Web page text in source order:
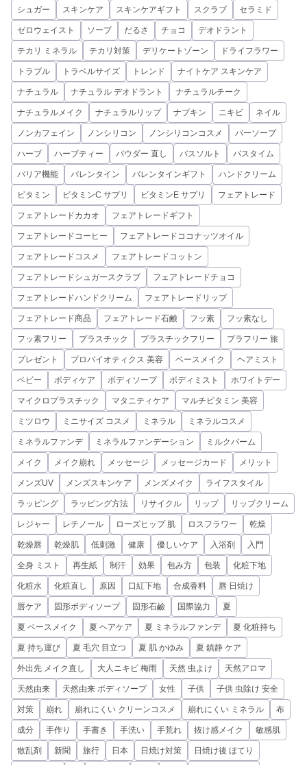
シュガー スキンケア スキンケアギフト スクラブ セラミド
ゼロウェイスト ソープ だるさ チョコ デオドラント
テカリ ミネラル テカリ対策 デリケートゾーン ドライフラワー
トラブル トラベルサイズ トレンド ナイトケア スキンケア
ナチュラル ナチュラル デオドラント ナチュラルチーク
ナチュラルメイク ナチュラルリップ ナプキン ニキビ ネイル
ノンカフェイン ノンシリコン ノンシリコンコスメ バーソープ
ハーブ ハーブティー パウダー 直し バスソルト バスタイム
バリア機能 バレンタイン バレンタインギフト ハンドクリーム
ビタミン ビタミンC サプリ ビタミンE サプリ フェアトレード
フェアトレードカカオ フェアトレードギフト
フェアトレードコーヒー フェアトレードココナッツオイル
フェアトレードコスメ フェアトレードコットン
フェアトレードシュガースクラブ フェアトレードチョコ
フェアトレードハンドクリーム フェアトレードリップ
フェアトレード商品 フェアトレード石鹸 フッ素 フッ素なし
フッ素フリー プラスチック プラスチックフリー プラフリー 旅
プレゼント プロバイオティクス 美容 ベースメイク ヘアミスト
ベビー ボディケア ボディソープ ボディミスト ホワイトデー
マイクロプラスチック マタニティケア マルチビタミン 美容
ミツロウ ミニサイズ コスメ ミネラル ミネラルコスメ
ミネラルファンデ ミネラルファンデーション ミルクバーム
メイク メイク崩れ メッセージ メッセージカード メリット
メンズUV メンズスキンケア メンズメイク ライフスタイル
ラッピング ラッピング方法 リサイクル リップ リップクリーム
レジャー レチノール ローズヒップ 肌 ロスフラワー 乾燥
乾燥唇 乾燥肌 低刺激 健康 優しいケア 入浴剤 入門
全身 ミスト 再生紙 制汗 効果 包み方 包装 化粧下地
化粧水 化粧直し 原因 口紅下地 合成香料 唇 日焼け
唇ケア 固形ボディソープ 固形石鹼 国際協力 夏
夏 ベースメイク 夏 ヘアケア 夏 ミネラルファンデ 夏 化粧持ち
夏 持ち運び 夏 毛穴 目立つ 夏 肌 かゆみ 夏 鎮静 ケア
外出先 メイク直し 大人ニキビ 梅雨 天然 虫よけ 天然アロマ
天然由来 天然由来 ボディソープ 女性 子供 子供 虫除け 安全
対策 崩れ 崩れにくい クリーンコスメ 崩れにくい ミネラル 布
成分 手作り 手書き 手洗い 手荒れ 抜け感メイク 敏感肌
散乱剤 新聞 旅行 日本 日焼け対策 日焼け後 ほてり